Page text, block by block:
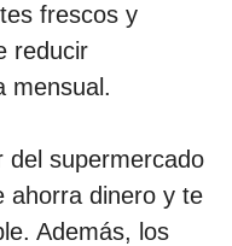
frescos y
reducir
mensual.
del supermercado
ahorra dinero y te
Además, los